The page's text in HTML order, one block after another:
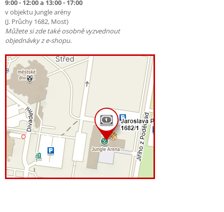
9:00 - 12:00 a 13:00 - 17:00
v objektu Jungle arény
(J. Průchy 1682, Most)
Můžete si zde také osobně vyzvednout
objednávky z e-shopu.